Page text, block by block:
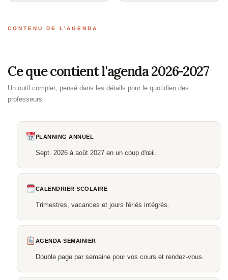
CONTENU DE L'AGENDA
Ce que contient l'agenda 2026-2027
Un outil complet, pensé dans les détails pour le quotidien des
professeurs
PLANNING ANNUEL
Sept. 2026 à août 2027 en un coup d'œil.
CALENDRIER SCOLAIRE
Trimestres, vacances et jours fériés intégrés.
AGENDA SEMAINIER
Double page par semaine pour vos cours et rendez-vous.